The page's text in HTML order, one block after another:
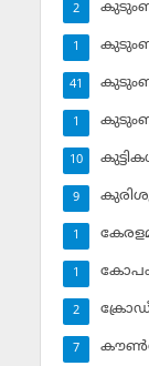
2
1
41
1
10
9
1
1
2
7